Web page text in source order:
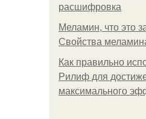
расшифровка
Меламин, что это
Свойства
Как правильно
Рилиф для
максимального